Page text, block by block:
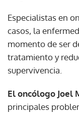
Especialistas en
casos, la
momento de ser
tratamiento y
supervivencia.
El oncólogo Joel
principales